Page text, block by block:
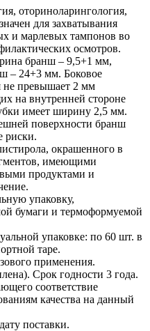
оториноларингология,
для захватывания
и марлевых тампонов во
осмотров.
бранш – 9,5+1 мм,
– 24+3 мм. Боковое
не превышает 2 мм
на внутренней стороне
имеет ширину 2,5 мм.
поверхности бранш
риски.
окрашенного в
имеющими
продуктами и
упаковку,
бумаги и термоформуемой
упаковке: по 60 шт. в
таре.
применения.
Срок годности 3 года.
соответствие
качества на данный
поставки.